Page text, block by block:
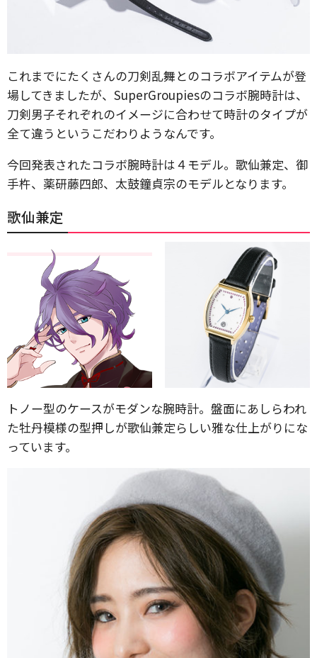
これまでにたくさんの刀剣乱舞とのコラボアイテムが登
場してきましたが、SuperGroupiesのコラボ腕時計は、
刀剣男子それぞれのイメージに合わせて時計のタイプが
全て違うというこだわりようなんです。
今回発表されたコラボ腕時計は４モデル。歌仙兼定、御
手杵、薬研藤四郎、太鼓鐘貞宗のモデルとなります。
歌仙兼定
トノー型のケースがモダンな腕時計。盤面にあしらわれ
た牡丹模様の型押しが歌仙兼定らしい雅な仕上がりにな
っています。